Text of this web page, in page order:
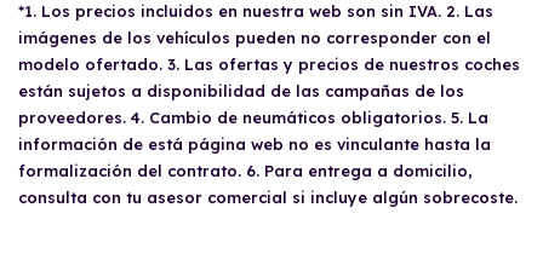
*1. Los precios incluidos en nuestra web son sin IVA. 2. Las
imágenes de los vehículos pueden no corresponder con el
modelo ofertado. 3. Las ofertas y precios de nuestros coches
están sujetos a disponibilidad de las campañas de los
proveedores. 4. Cambio de neumáticos obligatorios. 5. La
información de está página web no es vinculante hasta la
formalización del contrato. 6. Para entrega a domicilio,
consulta con tu asesor comercial si incluye algún sobrecoste.